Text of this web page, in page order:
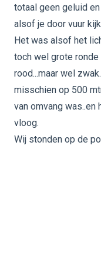
totaal geen geluid
alsof je door vuur
Het was alsof het
toch wel grote ronde
rood...maar wel
misschien op 500
van omvang
vloog.
Wij stonden op de